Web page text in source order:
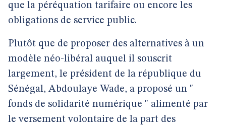
que la péréquation tarifaire ou encore les
obligations de service public.
Plutôt que de proposer des alternatives à un
modèle néo-libéral auquel il souscrit
largement, le président de la république du
Sénégal, Abdoulaye Wade, a proposé un "
fonds de solidarité numérique " alimenté par
le versement volontaire de la part des